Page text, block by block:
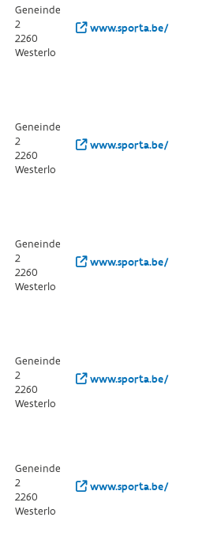
Geneinde
2
2260
Westerlo
www.sporta.be/
Geneinde
2
2260
Westerlo
www.sporta.be/
Geneinde
2
2260
Westerlo
www.sporta.be/
Geneinde
2
2260
Westerlo
www.sporta.be/
Geneinde
2
2260
Westerlo
www.sporta.be/